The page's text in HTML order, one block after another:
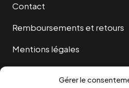
Gérer le
Contact
Remboursements et retours
Mentions légales